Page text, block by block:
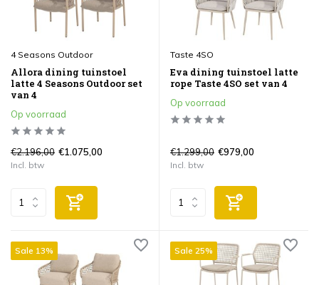
4 Seasons Outdoor
Allora dining tuinstoel
latte 4 Seasons Outdoor set
van 4
Op voorraad
€2.196,00 €1.075,00
Incl. btw
Taste 4SO
Eva dining tuinstoel latte
rope Taste 4SO set van 4
Op voorraad
€1.299,00 €979,00
Incl. btw
Sale 13% Sale 25%